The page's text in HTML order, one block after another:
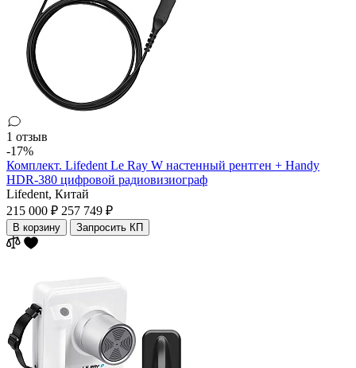
1 отзыв
-17%
Комплект. Lifedent Le Ray W настенный рентген + Handy
HDR-380 цифровой радиовизиограф
Lifedent, Китай
215 000 ₽ 257 749 ₽
В корзину Запросить КП